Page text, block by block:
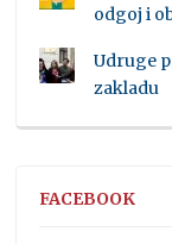
odgoj i
Udruge
zakladu
FACEBOOK